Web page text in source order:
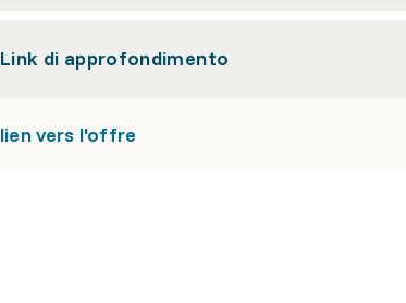
Link di approfondimento
lien vers l'offre